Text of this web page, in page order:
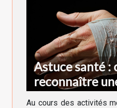
Astuce santé :
reconnaître
doigt ?
Au cours des activités